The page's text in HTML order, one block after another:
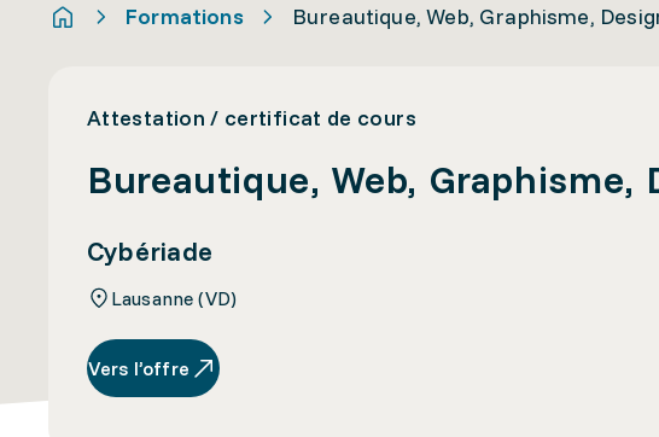
Formations Bureautique, Web, Graphisme,
Attestation / certificat de cours
Bureautique, Web, Graphisme,
Cybériade
Lausanne (VD)
Vers l’offre